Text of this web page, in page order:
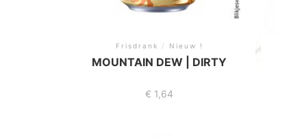
Frisdrank / Nieuw !
MOUNTAIN DEW | DIRTY
€ 1,64